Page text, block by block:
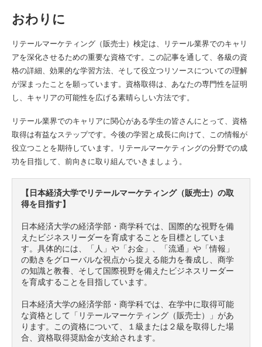
おわりに
リテールマーケティング（販売士）検定は、リテール業界でのキャリ
アを深化させるための重要な資格です。この記事を通して、各級の資
格の詳細、効果的な学習方法、そして役立つリソースについての理解
が深まったことを願っています。資格取得は、あなたの専門性を証明
し、キャリアの可能性を広げる素晴らしい方法です。
リテール業界でのキャリアに関心がある学生の皆さんにとって、資格
取得は有益なステップです。今後の学習と成長に向けて、この情報が
役立つことを期待しています。リテールマーケティングの分野での成
功を目指して、前向きに取り組んでいきましょう。
【日本経済大学でリテールマーケティング（販売士）の取
得を目指す】
日本経済大学の経済学部・商学科では、国際的な視野を備
えたビジネスリーダーを育成することを目標としていま
す。具体的には、「人」や「お金」、「流通」や「情報」
の動きをグローバルな視点から捉える能力を養成し、商学
の知識と教養、そして国際視野を備えたビジネスリーダー
を育成することを目指しています。
日本経済大学の経済学部・商学科では、在学中に取得可能
な資格として「リテールマーケティング（販売士）」があ
ります。この資格について、１級または２級を取得した場
合、資格取得奨励金が支給されます。